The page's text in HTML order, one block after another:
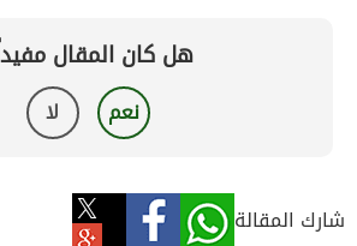
هل كان المقال
نعم لا
شارك المقالة